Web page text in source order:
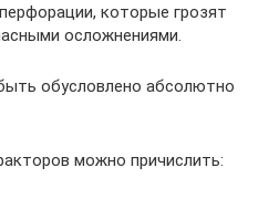
которые грозят
осложнениями.
обусловлено абсолютно
можно причислить: